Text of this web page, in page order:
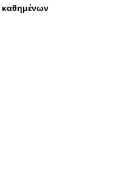
καθημένων